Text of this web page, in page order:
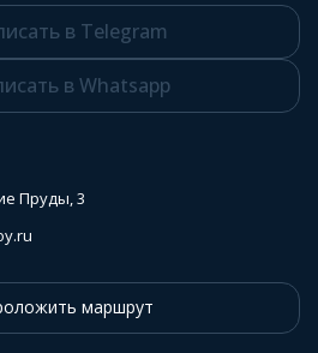
в Telegram
в Whatsapp
Пруды, 3
маршрут